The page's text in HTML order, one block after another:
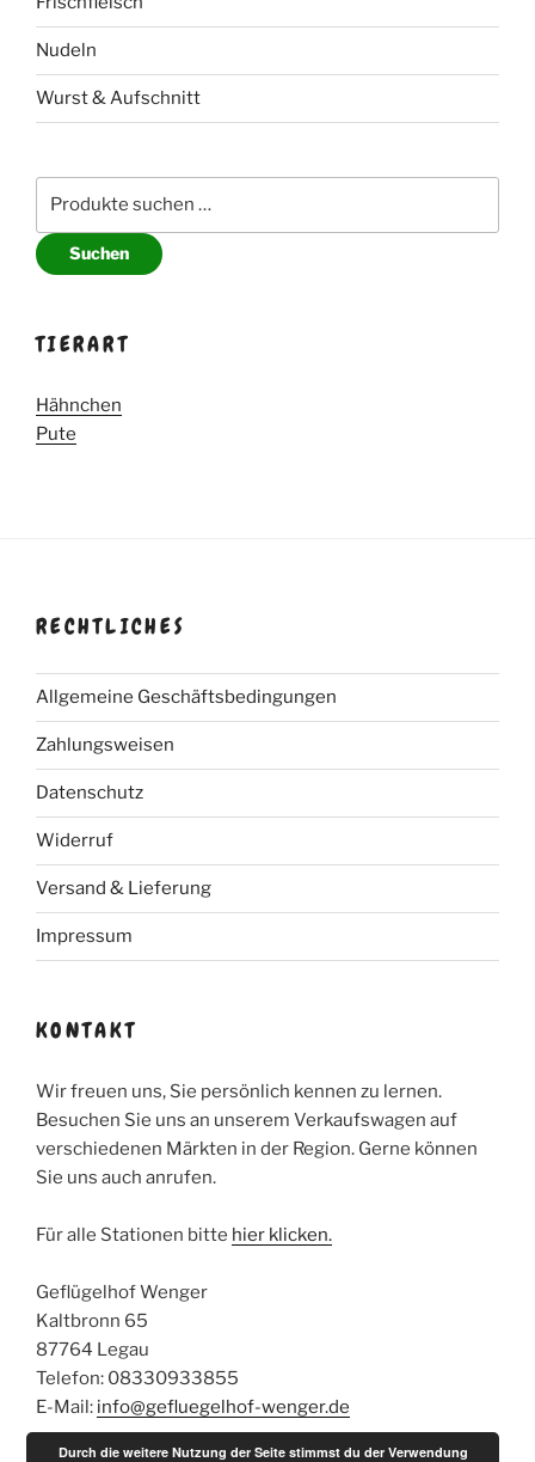
Nudeln
Wurst & Aufschnitt
nach:
Suchen
TIERART
Hähnchen
Pute
RECHTLICHES
Allgemeine Geschäftsbedingungen
Zahlungsweisen
Datenschutz
Widerruf
Versand & Lieferung
Impressum
KONTAKT
Wir freuen uns, Sie persönlich kennen zu lernen.
Besuchen Sie uns an unserem Verkaufswagen auf
verschiedenen Märkten in der Region. Gerne können
Sie uns auch anrufen.
Für alle Stationen bitte hier klicken.
Geflügelhof Wenger
Kaltbronn 65
87764 Legau
Telefon: 08330933855
E-Mail: info@gefluegelhof-wenger.de
Durch die weitere Nutzung der Seite stimmst du der Verwendung